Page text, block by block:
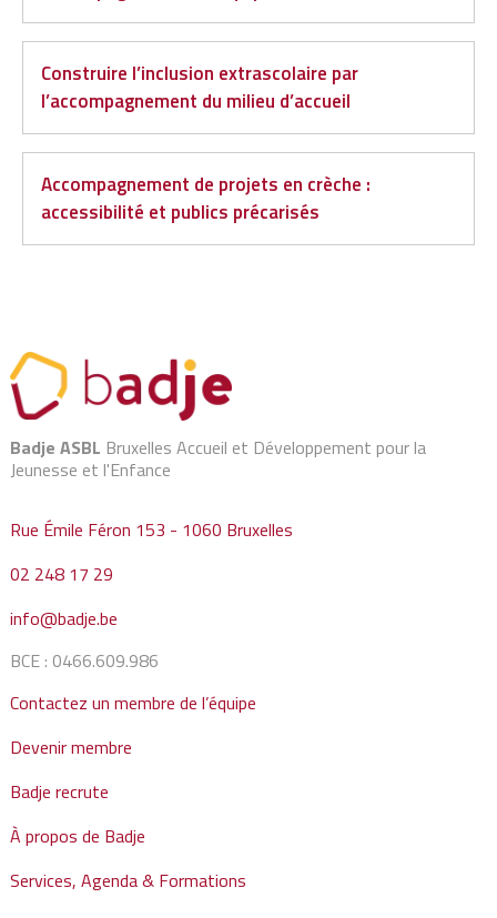
Construire l’inclusion extrascolaire par
l’accompagnement du milieu d’accueil
Accompagnement de projets en crèche :
accessibilité et publics précarisés
Badje ASBL Bruxelles Accueil et Développement pour la
Jeunesse et l'Enfance
Rue Émile Féron 153 - 1060 Bruxelles
02 248 17 29
info@badje.be
BCE : 0466.609.986
Contactez un membre de l’équipe
Devenir membre
Badje recrute
À propos de Badje
Services, Agenda & Formations